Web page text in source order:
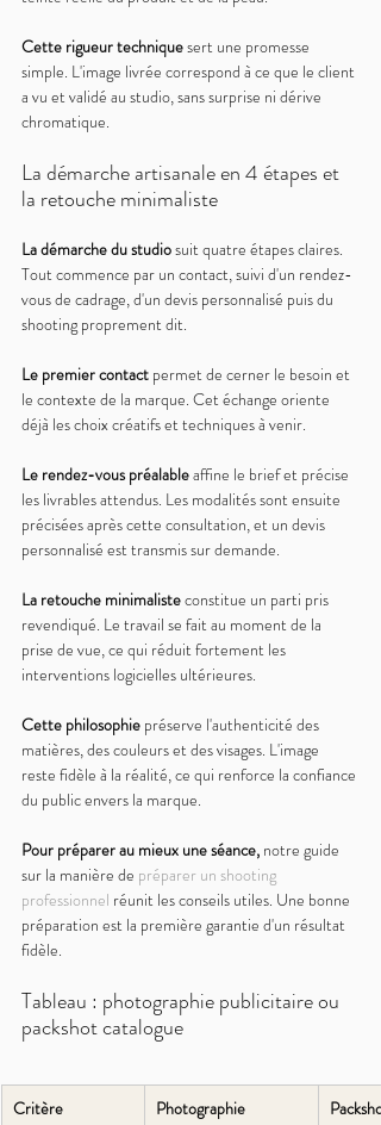
Cette rigueur technique sert une promesse
simple. L'image livrée correspond à ce que le client
a vu et validé au studio, sans surprise ni dérive
chromatique.
La démarche artisanale en 4 étapes et
la retouche minimaliste
La démarche du studio suit quatre étapes claires.
Tout commence par un contact, suivi d'un rendez-
vous de cadrage, d'un devis personnalisé puis du
shooting proprement dit.
Le premier contact permet de cerner le besoin et
le contexte de la marque. Cet échange oriente
déjà les choix créatifs et techniques à venir.
Le rendez-vous préalable affine le brief et précise
les livrables attendus. Les modalités sont ensuite
précisées après cette consultation, et un devis
personnalisé est transmis sur demande.
La retouche minimaliste constitue un parti pris
revendiqué. Le travail se fait au moment de la
prise de vue, ce qui réduit fortement les
interventions logicielles ultérieures.
Cette philosophie préserve l'authenticité des
matières, des couleurs et des visages. L'image
reste fidèle à la réalité, ce qui renforce la confiance
du public envers la marque.
Pour préparer au mieux une séance, notre guide
sur la manière de préparer un shooting
professionnel réunit les conseils utiles. Une bonne
préparation est la première garantie d'un résultat
fidèle.
Tableau : photographie publicitaire ou
packshot catalogue
Critère
Photographie